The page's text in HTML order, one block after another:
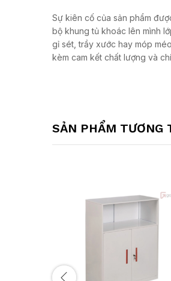
Sự kiên cố của sản phẩm
bộ khung tủ khoác lên mình
gỉ sét, trầy xước hay móp
kèm cam kết chất lượng và
SẢN PHẨM TƯƠNG